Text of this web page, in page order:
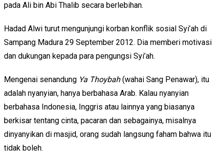
pada Ali bin Abi Thalib secara berlebihan.
Hadad Alwi turut mengunjungi korban konflik sosial Syi’ah di
Sampang Madura 29 September 2012. Dia memberi motivasi
dan dukungan kepada para pengungsi Syi’ah.
Mengenai senandung Ya Thoybah(wahai Sang Penawar), itu
adalah nyanyian, hanya berbahasa Arab. Kalau nyanyian
berbahasa Indonesia, Inggris atau lainnya yang biasanya
berkisar tentang cinta, pacaran dan sebagainya, misalnya
dinyanyikan di masjid, orang sudah langsung faham bahwa itu
tidak boleh.